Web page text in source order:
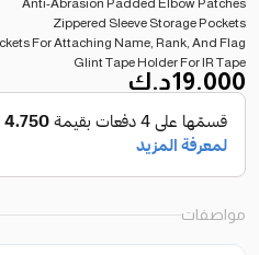
Anti-Abrasion Padded Elbow Patches
Zippered Sleeve Storage Pockets
For Attaching Name, Rank, And Flag
Glint Tape Holder For IR Tape
19.000د.ك
مواصفات